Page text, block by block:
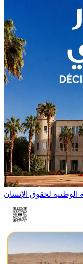
الوطنية لحقوق الإنسان